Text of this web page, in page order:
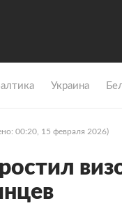
Украина
00:20, 15 февраля 2026)